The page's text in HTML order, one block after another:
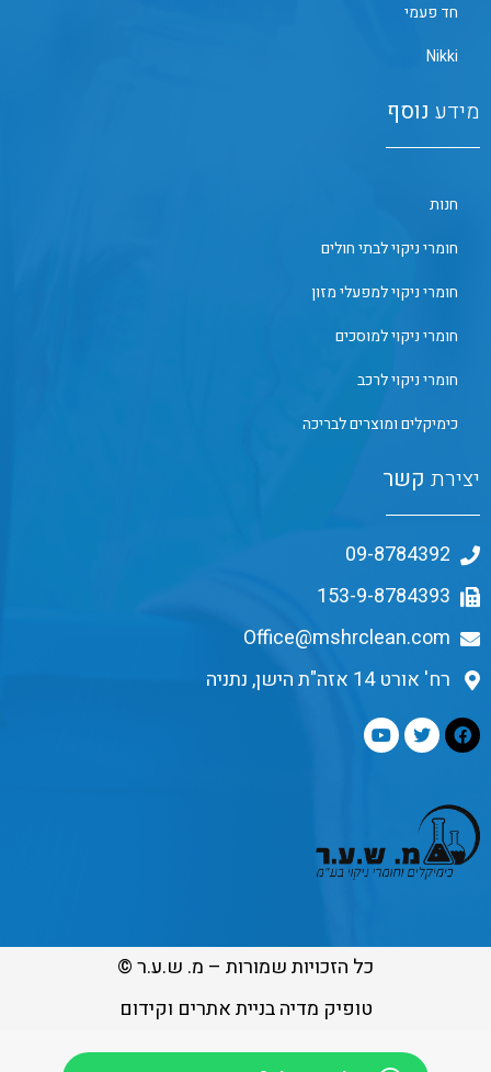
חד פעמי
Nikki
מידע נוסף
חנות
חומרי ניקוי לבתי חולים
חומרי ניקוי למפעלי מזון
חומרי ניקוי למוסכים
חומרי ניקוי לרכב
כימיקלים ומוצרים לבריכה
יצירת קשר
09-8784392
153-9-8784393
Office@mshrclean.com
רח' אורט 14 אזה"ת הישן, נתניה
כל הזכויות שמורות – מ. ש.ע.ר ©
טופיק מדיה בניית אתרים וקידום